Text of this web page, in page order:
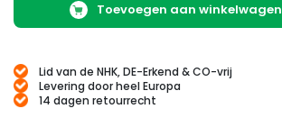
Toevoegen aan winkelwagen
Lid van de NHK, DE-Erkend & CO-vrij
Levering door heel Europa
14 dagen retourrecht